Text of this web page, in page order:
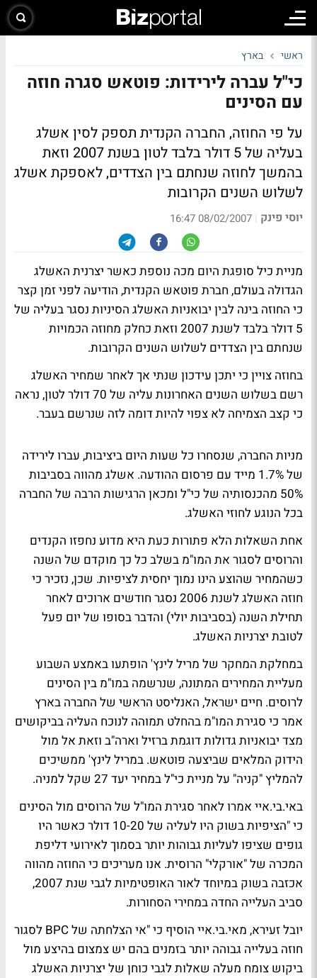
ראשי בארץ
כי"ל עברה לירידות: פוטאש סגרה חוזה
עם הסינים
על פי החוזה, החברה הקנדית תספק לסין אשלג
בעליה של 5 דולר בלבד לטון בשנת 2007 וזאת
בהמשך לחוזה שנחתם בין הצדדים, לאספקת אשלג
לשלוש השנים הקרובות
יוסי פינק |
08/02/2007 16:47
מניית כיל סופגת היום מכה נוספת כאשר יצרנית האשלג
הגדולה בעולם, חברת פוטאש הקנדית, הודיעה לפני זמן קצר
כי החוזה בינה לבין יבואניות האשלג הסיניות נסגר בעליה של
5 דולר בלבד לשנת 2007 וזאת כחלק מחוזה הכמויות
שנחתם בין הצדדים לשלוש השנים הקרובות.
בחוזה צויין כי יתכן עידכון שנתי אך לאחר שמחיר האשלג
רשם בשלוש השנים האחרונות עליה של 70 דולר לטון, נראה
כי קצב הצמיחה לא צפוי להיות דומה לזה שנרשם בעבר.
מניות החברה, שנסחרו כל שעות היום ביציבות, עברו לירידה
של 1.7% מייד עם פרסום ההודעה. אשלג מהווה בסביבות
50% מהכנסותיה של כי"ל ומכאן הרגישות הרבה של החברה
בכל הנוגע לחוזי האשלג.
אחת השאלות הלא פתורות כעת היא מדוע נחפזו הקנדים
והרוסים לסגור את המו"מ בשלב כל כך מוקדם של השנה
כשהמחיר שהוצע הינו נמוך יחסית לציפיות. שכן, נזכיר כי
חוזה האשלג לשנת 2006 נסגר חודשים ארוכים לאחר
תחילת השנה (בסביבות יולי) והדבר בסופו של יום פעל
לטובת יצרניות האשלג.
במחלקת המחקר של מריל לינץ' הופתעו באמצע השבוע
מעליית המחירים המתונה, שנרשמה במו"מ בין הסינים
לרוסים. חיים ישראל, האנליסט הראשי של החברה בארץ
אמר כי סגירת המו"מ בהחלט תמוהה לנוכח העליה בביקושים
מצד יבואניות גדולות דוגמת ברזיל וארה"ב וזאת אל מול
הידוק המלאים שביצעה פוטאש. במריל לינץ' ממשיכים
להמליץ "קניה" על מניית כי"ל במחיר יעד 27 שקל למניה.
באי.בי.איי אמרו לאחר סגירת המו"ל של הרוסים מול הסינים
כי "הציפיות בשוק היו לעליה של 10-20 דולר כאשר היו
גופים שציפו לעליות גבוהות יותר בסמוך לאירועי דליפת
המכרה של "אורקלי" הרוסית. אנו מעריכים כי החוזה מהווה
אכזבה בשוק במיוחד לאור האופטימיות לגבי שנת 2007,
סביב העלייה החדה במחירי הסחורות.
יובל זעירא, מאי.בי.איי הוסיף כי "אי הצלחתה של BPC לסגור
חוזה בעלייה גבוהה יותר בזמנים בהם יש צמצום בהיצע מול
ביקוש צומח מעלה שאלות לגבי כוחן של יצרניות האשלג